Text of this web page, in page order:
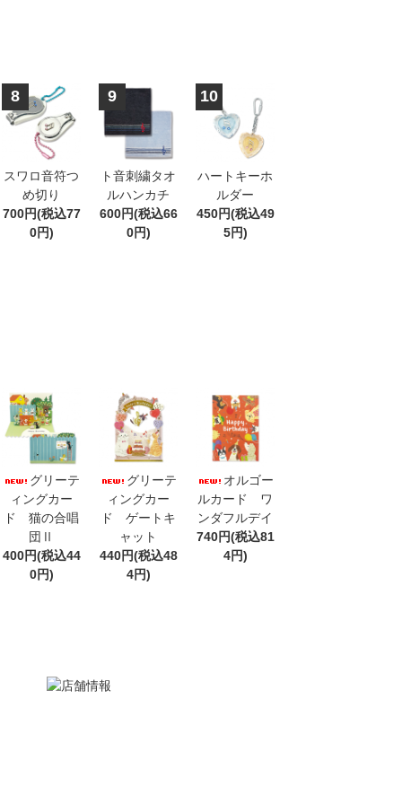
8
スワロ音符つ
め切り
700円(税込77
0円)
9
ト音刺繍タオ
ルハンカチ
600円(税込66
0円)
10
ハートキーホ
ルダー
450円(税込49
5円)
グリーテ
ィングカー
ド 猫の合唱
団Ⅱ
400円(税込44
0円)
グリーテ
ィングカー
ド ゲートキ
ャット
440円(税込48
4円)
オルゴー
ルカード ワ
ンダフルデイ
740円(税込81
4円)